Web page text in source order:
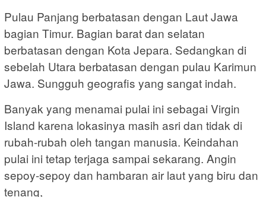
Pulau Panjang berbatasan dengan Laut Jawa
bagian Timur. Bagian barat dan selatan
berbatasan dengan Kota Jepara. Sedangkan di
sebelah Utara berbatasan dengan pulau Karimun
Jawa. Sungguh geografis yang sangat indah.
Banyak yang menamai pulai ini sebagai Virgin
Island karena lokasinya masih asri dan tidak di
rubah-rubah oleh tangan manusia. Keindahan
pulai ini tetap terjaga sampai sekarang. Angin
sepoy-sepoy dan hambaran air laut yang biru dan
tenang,